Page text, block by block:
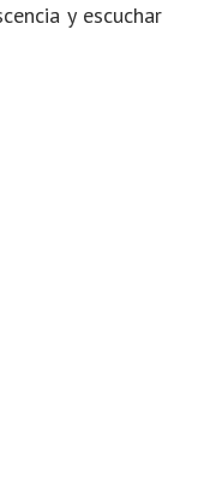
y escuchar